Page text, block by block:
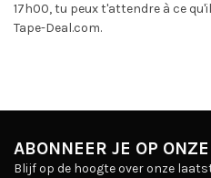
17h00, tu peux t'attendre à ce
Tape-Deal.com.
ABONNEER JE OP
Blijf op de hoogte over onze